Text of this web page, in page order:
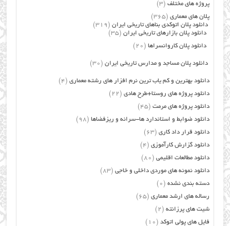
پروژه های مختلف (3)
پلان های معماری (365)
دانلود پلان اتوکدی بناهای تاریخی ایران (319)
دانلود پلان بازارهای تاریخی ایران (35)
دانلود پلان کاروانسراها (20)
دانلود پلان مساجد و مدارس تاریخی ایران (30)
دانلود بهترین و کم یاب ترین نرم افزار های رشته معماری (4)
دانلود پروژه های روستا+طرح هادی (22)
دانلود پروژه های مرمت (45)
دانلود ضوابط و استاندارد ها-سرانه و ریزفضاها (98)
دانلود قرار داد کاری (63)
دانلود گزارش کارآموزی (4)
دانلود مطالعات اقلیمی (80)
دانلود نمونه های موردی داخلی و خاجی (83)
دسته بندی نشده (0)
رساله های ارشد معماری (65)
شیت های پرزانته (2)
فایل های پولی اتوکد (10)